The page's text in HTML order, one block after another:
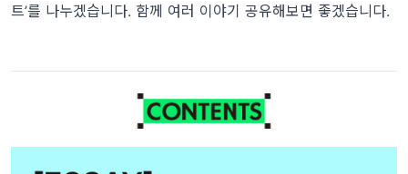
트’를 나누겠습니다. 함께 여러 이야기 공유해보면 좋겠습니다.